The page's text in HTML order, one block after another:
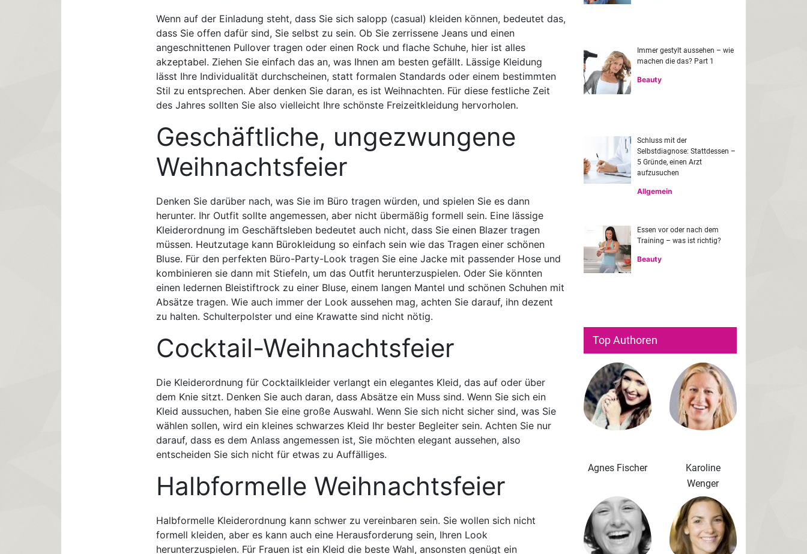
Wenn auf der Einladung steht, dass Sie sich salopp (casual) kleiden können, bedeutet das,
dass Sie offen dafür sind, Sie selbst zu sein. Ob Sie zerrissene Jeans und einen
angeschnittenen Pullover tragen oder einen Rock und flache Schuhe, hier ist alles
akzeptabel. Ziehen Sie einfach das an, was Ihnen am besten gefällt. Lässige Kleidung
lässt Ihre Individualität durchscheinen, statt formalen Standards oder einem bestimmten
Stil zu entsprechen. Aber denken Sie daran, es ist Weihnachten. Für diese festliche Zeit
des Jahres sollten Sie also vielleicht Ihre schönste Freizeitkleidung hervorholen.
Geschäftliche, ungezwungene
Weihnachtsfeier
Denken Sie darüber nach, was Sie im Büro tragen würden, und spielen Sie es dann
herunter. Ihr Outfit sollte angemessen, aber nicht übermäßig formell sein. Eine lässige
Kleiderordnung im Geschäftsleben bedeutet auch nicht, dass Sie einen Blazer tragen
müssen. Heutzutage kann Bürokleidung so einfach sein wie das Tragen einer schönen
Bluse. Für den perfekten Büro-Party-Look tragen Sie eine Jacke mit passender Hose und
kombinieren sie dann mit Stiefeln, um das Outfit herunterzuspielen. Oder Sie könnten
einen ledernen Bleistiftrock zu einer Bluse, einem langen Mantel und schönen Schuhen mit
Absätze tragen. Wie auch immer der Look aussehen mag, achten Sie darauf, ihn dezent
zu halten. Schulterpolster und eine Krawatte sind nicht nötig.
Cocktail-Weihnachtsfeier
Die Kleiderordnung für Cocktailkleider verlangt ein elegantes Kleid, das auf oder über
dem Knie sitzt. Denken Sie auch daran, dass Absätze ein Muss sind. Wenn Sie sich ein
Kleid aussuchen, haben Sie eine große Auswahl. Wenn Sie sich nicht sicher sind, was Sie
wählen sollen, wird ein kleines schwarzes Kleid Ihr bester Begleiter sein. Achten Sie nur
darauf, dass es dem Anlass angemessen ist, Sie möchten elegant aussehen, also
entscheiden Sie sich nicht für etwas zu Auffälliges.
Halbformelle Weihnachtsfeier
Halbformelle Kleiderordnung kann schwer zu vereinbaren sein. Sie wollen sich nicht
formell kleiden, aber es kann auch eine Herausforderung sein, Ihren Look
herunterzuspielen. Für Frauen ist ein Kleid die beste Wahl, ansonsten genügt ein
Immer gestylt aussehen – wie
machen die das? Part 1
Beauty
Schluss mit der
Selbstdiagnose: Stattdessen –
5 Gründe, einen Arzt
aufzusuchen
Allgemein
Essen vor oder nach dem
Training – was ist richtig?
Beauty
Top Authoren
Agnes Fischer
Karoline
Wenger